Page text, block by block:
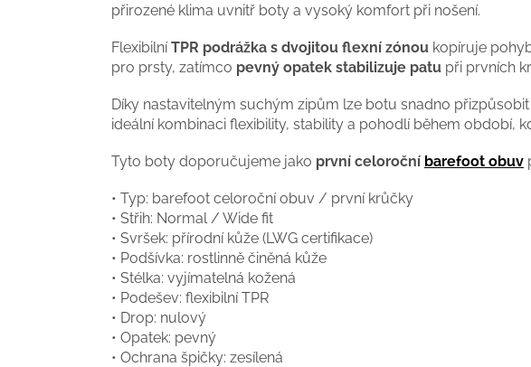
přirozené klima uvnitř boty a vysoký komfort při nošení.
FlexibilníTPR podrážka s dvojitou flexní zónou kopíruje
pro prsty, zatímco pevný opatek stabilizuje patu při prvních
Díky nastavitelným suchým zipům lze botu snadno
ideální kombinaci flexibility, stability a pohodlí během období,
Tyto boty doporučujeme jako první celoroční barefoot obuv
• Typ: barefoot celoroční obuv / první krůčky
• Střih: Normal / Wide fit
• Svršek: přírodní kůže (LWG certifikace)
• Podšívka: rostlinně činěná kůže
• Stélka: vyjímatelná kožená
• Podešev: flexibilní TPR
• Drop: nulový
• Opatek: pevný
• Ochrana špičky: zesílená